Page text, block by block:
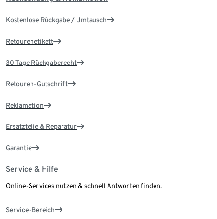
Kostenlose Rückgabe / Umtausch
Retourenetikett
30 Tage Rückgaberecht
Retouren-Gutschrift
Reklamation
Ersatzteile & Reparatur
Garantie
Service & Hilfe
Online-Services nutzen & schnell Antworten finden.
Service-Bereich